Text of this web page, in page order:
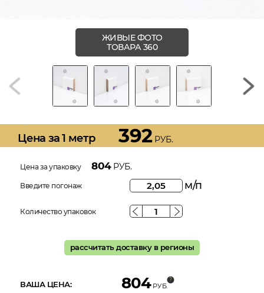
ЖИВЫЕ ФОТО
ТОВАРА 360
Цена за 1 метр 392РУБ.
Цена за упаковку 804РУБ.
Введите погонаж м/п
Количество упаковок
рассчитать доставку в регионы
ВАША ЦЕНА: 804 РУБ.